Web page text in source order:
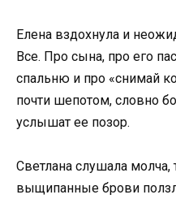
Елена вздохнула и
Все. Про сына, про его
спальню и про «снимай
почти шепотом, словно
услышат ее позор.
Светлана слушала молча,
выщипанные брови